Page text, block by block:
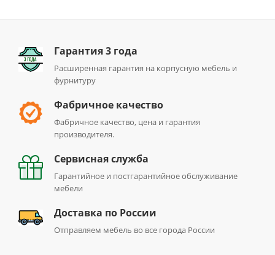
Гарантия 3 года
Расширенная гарантия на корпусную мебель и
фурнитуру
Фабричное качество
Фабричное качество, цена и гарантия
производителя.
Сервисная служба
Гарантийное и постгарантийное обслуживание
мебели
Доставка по России
Отправляем мебель во все города России